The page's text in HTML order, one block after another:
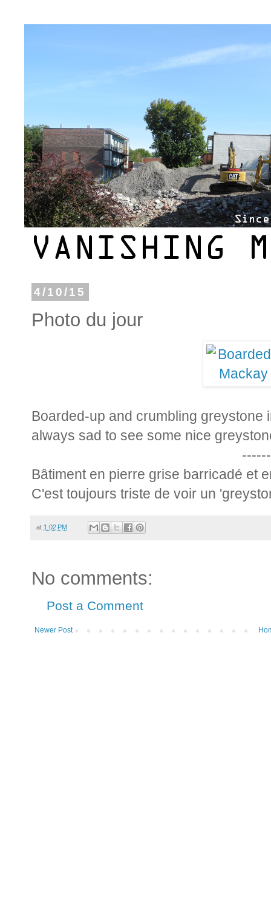
4/10/15
Photo du jour
Boarded-up and crumbling greystone
always sad to see some nice
Bâtiment en pierre grise barricadé et
C'est toujours triste de voir un
at 1:02 PM
No comments:
Post a Comment
Newer Post